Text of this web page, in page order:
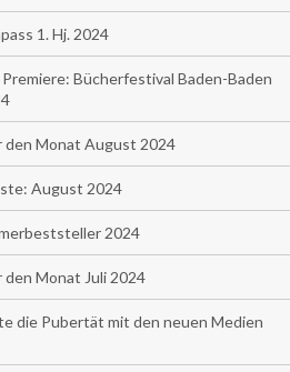
1. Hj. 2024
Bücherfestival Baden-Baden
Monat August 2024
August 2024
2024
Monat Juli 2024
die Pubertät mit den neuen Medien